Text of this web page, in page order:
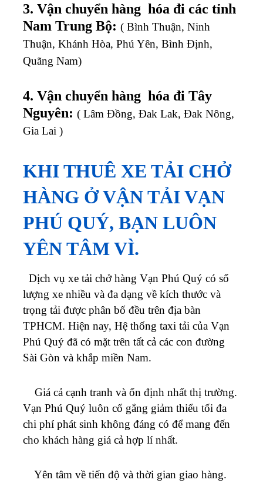
3. Vận chuyển hàng hóa đi các tỉnh
Nam Trung Bộ: ( Bình Thuận, Ninh
Thuận, Khánh Hòa, Phú Yên, Bình Định,
Quãng Nam)
4. Vận chuyển hàng hóa đi Tây
Nguyên: ( Lâm Đồng, Đak Lak, Đak Nông,
Gia Lai )
KHI THUÊ XE TẢI CHỞ
HÀNG Ở VẬN TẢI VẠN
PHÚ QUÝ, BẠN LUÔN
YÊN TÂM VÌ.
Dịch vụ xe tải chở hàng Vạn Phú Quý có số
lượng xe nhiều và đa dạng về kích thước và
trọng tải được phân bố đều trên địa bàn
TPHCM. Hiện nay, Hệ thống taxi tải của Vạn
Phú Quý đã có mặt trên tất cả các con đường
Sài Gòn và khắp miền Nam.
Giá cả cạnh tranh và ổn định nhất thị trường.
Vạn Phú Quý luôn cố gắng giảm thiểu tối đa
chi phí phát sinh không đáng có để mang đến
cho khách hàng giá cả hợp lí nhất.
Yên tâm về tiến độ và thời gian giao hàng.